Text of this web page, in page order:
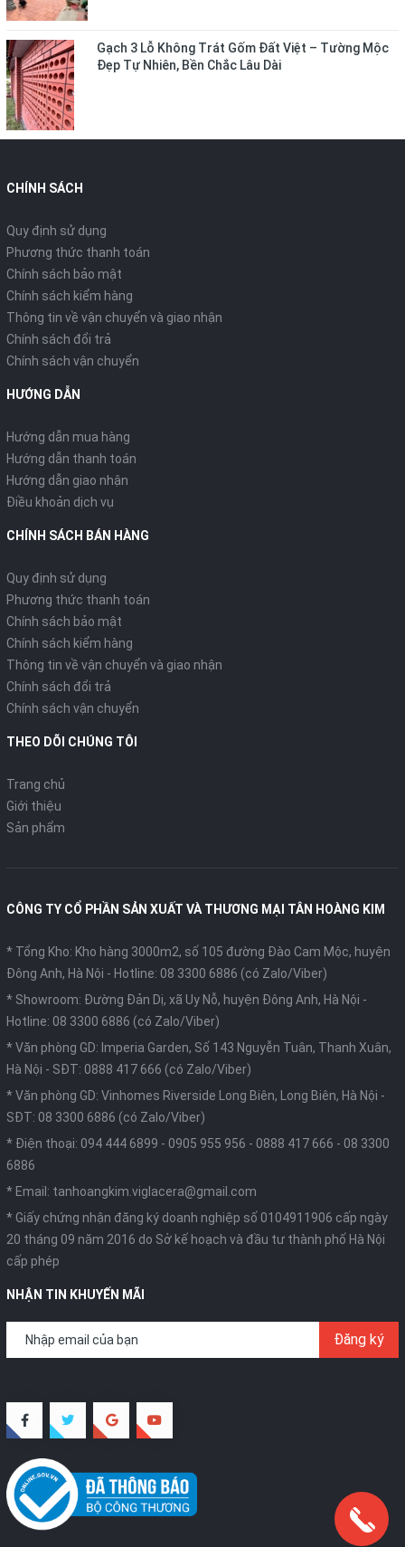
Gạch 3 Lỗ Không Trát Gốm Đất Việt – Tường Mộc
Đẹp Tự Nhiên, Bền Chắc Lâu Dài
CHÍNH SÁCH
Quy định sử dụng
Phương thức thanh toán
Chính sách bảo mật
Chính sách kiểm hàng
Thông tin về vận chuyển và giao nhận
Chính sách đổi trả
Chính sách vận chuyển
HƯỚNG DẪN
Hướng dẫn mua hàng
Hướng dẫn thanh toán
Hướng dẫn giao nhận
Điều khoản dịch vụ
CHÍNH SÁCH BÁN HÀNG
Quy định sử dụng
Phương thức thanh toán
Chính sách bảo mật
Chính sách kiểm hàng
Thông tin về vận chuyển và giao nhận
Chính sách đổi trả
Chính sách vận chuyển
THEO DÕI CHÚNG TÔI
Trang chủ
Giới thiệu
Sản phẩm
CÔNG TY CỔ PHẦN SẢN XUẤT VÀ THƯƠNG MẠI TÂN HOÀNG KIM
* Tổng Kho: Kho hàng 3000m2, số 105 đường Đào Cam Mộc, huyện
Đông Anh, Hà Nội - Hotline: 08 3300 6886 (có Zalo/Viber)
* Showroom: Đường Đản Dị, xã Uy Nỗ, huyện Đông Anh, Hà Nội -
Hotline: 08 3300 6886 (có Zalo/Viber)
* Văn phòng GD: Imperia Garden, Số 143 Nguyễn Tuân, Thanh Xuân,
Hà Nội - SĐT: 0888 417 666 (có Zalo/Viber)
* Văn phòng GD: Vinhomes Riverside Long Biên, Long Biên, Hà Nội -
SĐT: 08 3300 6886 (có Zalo/Viber)
* Điện thoại: 094 444 6899 - 0905 955 956 - 0888 417 666 - 08 3300
6886
* Email: tanhoangkim.viglacera@gmail.com
* Giấy chứng nhận đăng ký doanh nghiệp số 0104911906 cấp ngày
20 tháng 09 năm 2016 do Sở kế hoạch và đầu tư thành phố Hà Nội
cấp phép
NHẬN TIN KHUYẾN MÃI
Đăng ký